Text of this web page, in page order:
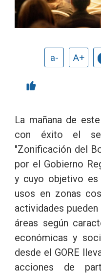
a- A+
La mañana de
con éxito el
"Zonificación del
por el Gobierno
y cuyo objetivo
usos en zonas
actividades
áreas según
económicas y
desde el GORE
acciones de